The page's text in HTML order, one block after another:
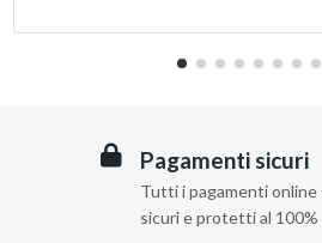
Pagamenti sicuri
Tutti i pagamenti online
sicuri e protetti al 100%